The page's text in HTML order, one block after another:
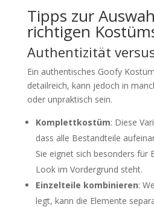
Tipps zur
richtigen
Authentizität
Ein authentisches Goofy
detailreich, kann jedoch in
oder unpraktisch sein.
Komplettkostüm: Diese
dass alle Bestandteile
Sie eignet sich besonders für
Look im Vordergrund steht.
Einzelteile kombinieren:
legt, kann die Elemente